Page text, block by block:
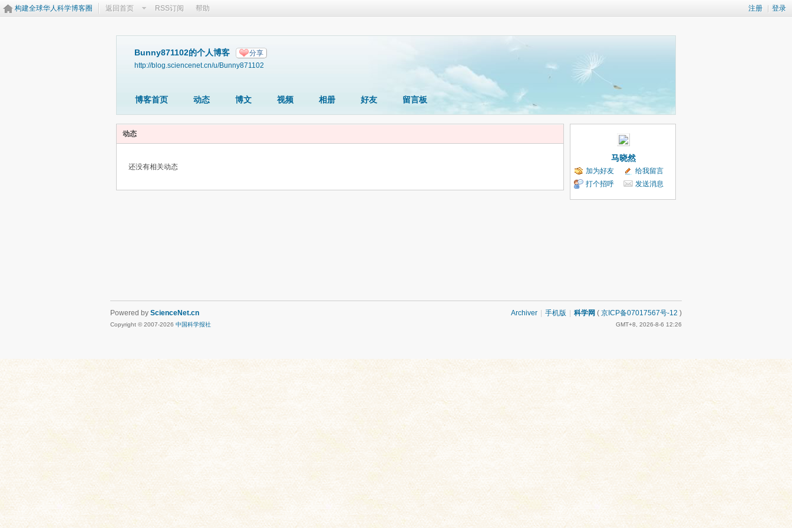
注册 登录
构建全球华人科学博客圈 返回首页 RSS订阅 帮助
Bunny871102的个人博客 分享
http://blog.sciencenet.cn/u/Bunny871102
博客首页 动态 博文 视频 相册 好友 留言板
动态
还没有相关动态
马晓然
加为好友
给我留言
打个招呼
发送消息
Archiver 手机版 科学网 ( 京ICP备07017567号-12 )
GMT+8, 2026-8-6 12:26
Powered by ScienceNet.cn
Copyright © 2007-2026 中国科学报社